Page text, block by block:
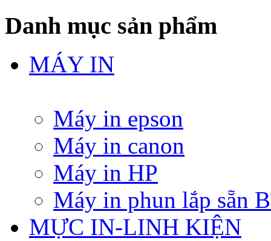
Danh mục sản phẩm
MÁY IN
Máy in epson
Máy in canon
Máy in HP
Máy in phun lắp sẵn
MỰC IN-LINH KIỆN